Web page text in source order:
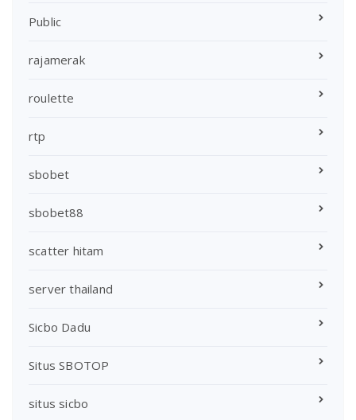
Public
rajamerak
roulette
rtp
sbobet
sbobet88
scatter hitam
server thailand
Sicbo Dadu
Situs SBOTOP
situs sicbo